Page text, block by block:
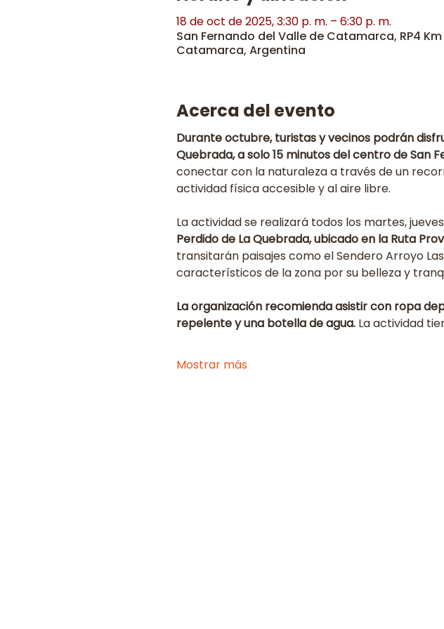
18 de oct de 2025, 3:30 p. m. – 6:30 p. m.
San Fernando del Valle de Catamarca, RP4
Catamarca, Argentina
Acerca del evento
Durante octubre, turistas y vecinos podrán
Quebrada, a solo 15 minutos del centro de San
conectar con la naturaleza a través de un
actividad física accesible y al aire libre.
La actividad se realizará todos los martes,
Perdido de La Quebrada, ubicado en la Ruta
transitarán paisajes como el Sendero Arroyo
característicos de la zona por su belleza y
La organización recomienda asistir con ropa
repelente y una botella de agua. La actividad
Mostrar más